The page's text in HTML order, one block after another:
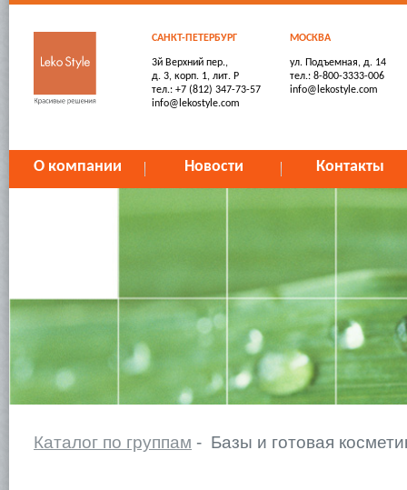
САНКТ-ПЕТЕРБУРГ
3й Верхний пер.,
д. 3, корп. 1, лит. Р
тел.: +7 (812) 347-73-57
info@lekostyle.com
МОСКВА
ул. Подъемная, д. 14
тел.: 8-800-3333-006
info@lekostyle.com
О компании Новости Контакты
Каталог по группам - Базы и готовая